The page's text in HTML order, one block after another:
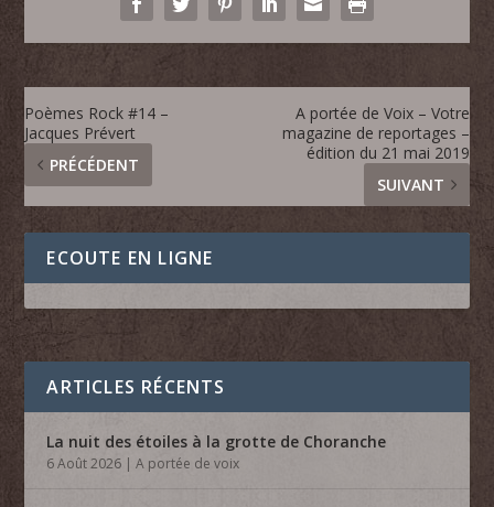
Poèmes Rock #14 –
Jacques Prévert
PRÉCÉDENT
A portée de Voix – Votre
magazine de reportages –
édition du 21 mai 2019
SUIVANT
ECOUTE EN LIGNE
ARTICLES RÉCENTS
La nuit des étoiles à la grotte de Choranche
6 Août 2026 |A portée de voix